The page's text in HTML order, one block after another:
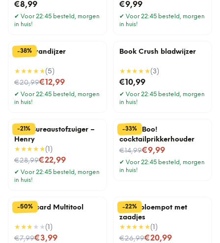
€8,99
✔ Voor 22:45 besteld, morgen
in huis!
€9,99
✔ Voor 22:45 besteld, morgen
in huis!
-38%
BBQ brandijzer
★★★★★( 5 )
€20,99
Nu voor€12,99
✔ Voor 22:45 besteld, morgen
in huis!
Book Crush bladwijzer
★★★★★(3)
€10,99
✔ Voor 22:45 besteld, morgen
in huis!
-21%
Mini Bureaustofzuiger –
Henry
★★★★★( 1 )
€28,99
Nu voor€22,99
✔ Voor 22:45 besteld, morgen
in huis!
-33%
Pick a Boo!
cocktailprikkerhouder
€14,99
Nu voor€9,99
✔ Voor 22:45 besteld, morgen
in huis!
-50%
Creditcard Multitool
★★★ ★★( 1 )
€7,99
Nu voor€3,99
-22%
Lama bloempot met
zaadjes
★★★★★( 1 )
€26,99
Nu voor€20,99